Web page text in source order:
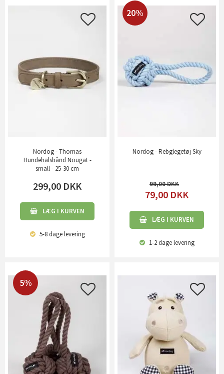
Nordog - Thomas
Hundehalsbånd Nougat -
small - 25-30 cm
299,00 DKK
LÆG I KURVEN
5-8 dagelevering
20%
Nordog - Rebglegetøj Sky
99,00
79,00 DKK
LÆG I KURVEN
1-2 dagelevering
5%